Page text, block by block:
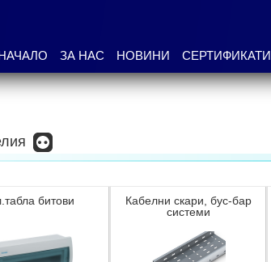
ЗА НАС НОВИНИ СЕРТИФИКАТИ
битови
Кабелни скари, бус-бар
системи